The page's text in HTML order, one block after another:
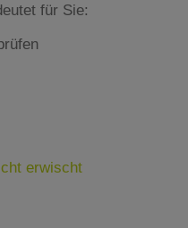
für Sie:
erwischt